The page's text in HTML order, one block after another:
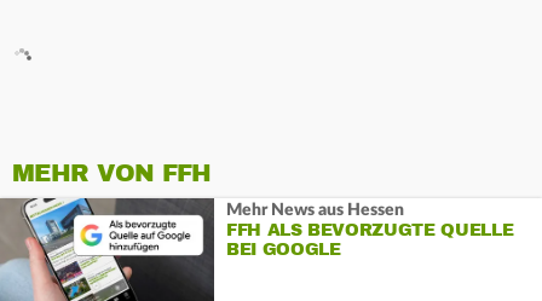
MEHR VON FFH
Mehr News aus Hessen
FFH ALS BEVORZUGTE QUELLE
BEI GOOGLE